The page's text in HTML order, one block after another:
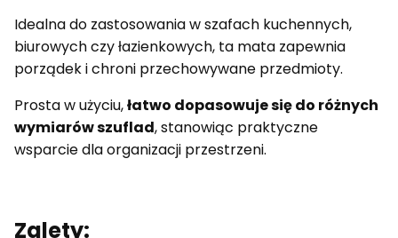
Idealna do zastosowania w szafach kuchennych,
biurowych czy łazienkowych, ta mata zapewnia
porządek i chroni przechowywane przedmioty.
Prosta w użyciu,łatwo dopasowuje się do różnych
wymiarów szuflad, stanowiąc praktyczne
wsparcie dla organizacji przestrzeni.
Zalety: